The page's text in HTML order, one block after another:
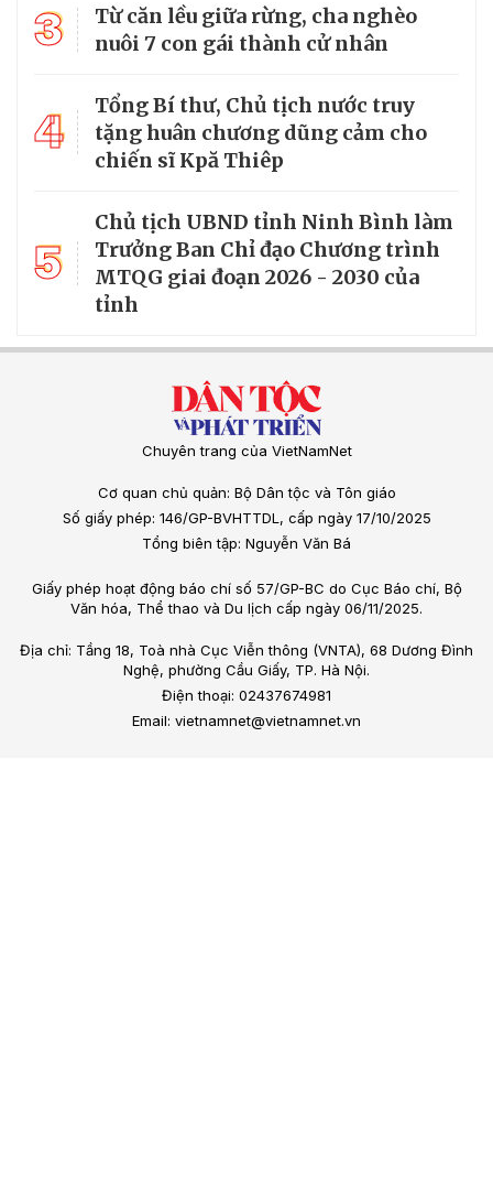
3
Từ căn lều giữa rừng, cha nghèo
nuôi 7 con gái thành cử nhân
4
Tổng Bí thư, Chủ tịch nước truy
tặng huân chương dũng cảm cho
chiến sĩ Kpă Thiêp
5
Chủ tịch UBND tỉnh Ninh Bình làm
Trưởng Ban Chỉ đạo Chương trình
MTQG giai đoạn 2026 - 2030 của
tỉnh
Chuyên trang của VietNamNet
Cơ quan chủ quản: Bộ Dân tộc và Tôn giáo
Số giấy phép: 146/GP-BVHTTDL, cấp ngày 17/10/2025
Tổng biên tập: Nguyễn Văn Bá
Giấy phép hoạt động báo chí số 57/GP-BC do Cục Báo chí, Bộ
Văn hóa, Thể thao và Du lịch cấp ngày 06/11/2025.
Địa chỉ: Tầng 18, Toà nhà Cục Viễn thông (VNTA), 68 Dương Đình
Nghệ, phường Cầu Giấy, TP. Hà Nội.
Điện thoại: 02437674981
Email: vietnamnet@vietnamnet.vn